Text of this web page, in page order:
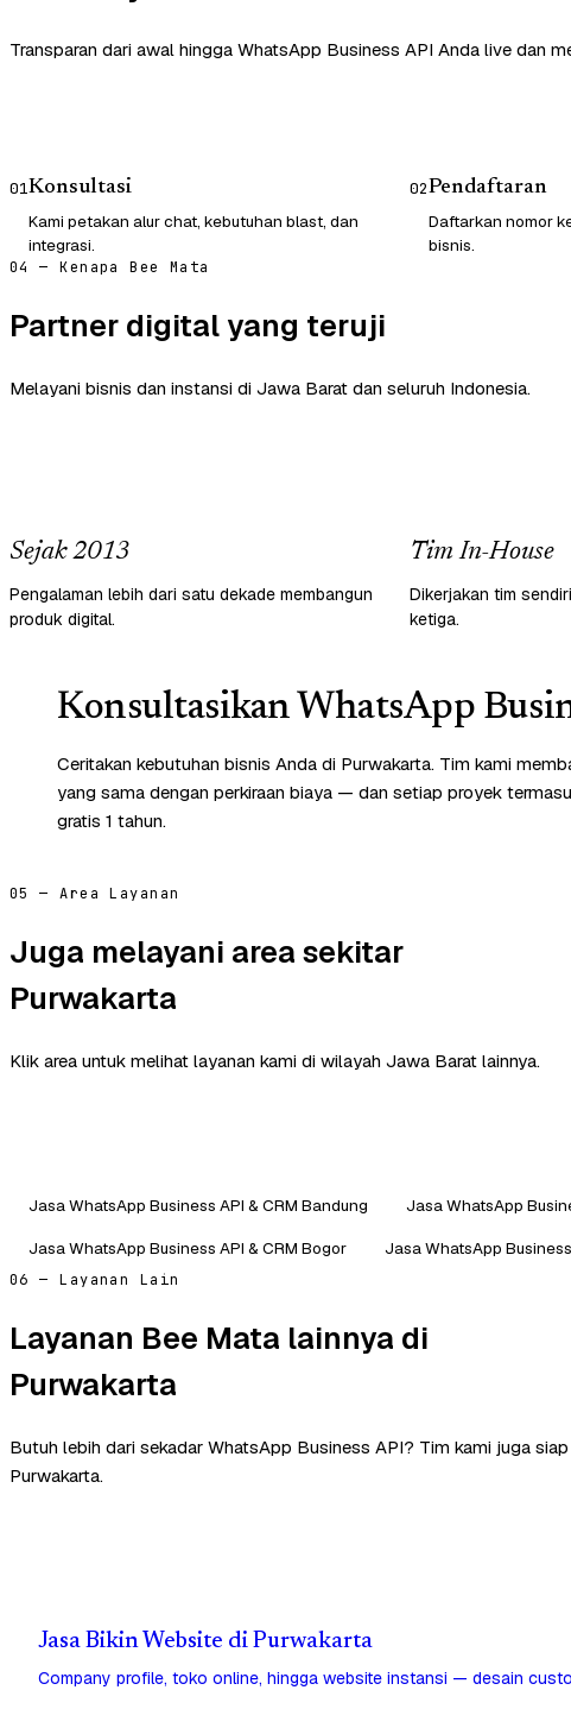
Transparan dari awal hingga WhatsApp Business API Anda live dan
01Konsultasi
Kami petakan alur chat, kebutuhan blast, dan
integrasi.
02Pendaftaran
Daftarkan nomor
bisnis.
04 — Kenapa Bee Mata
Partner digital yang teruji
Melayani bisnis dan instansi di Jawa Barat dan seluruh Indonesia.
Sejak 2013
Pengalaman lebih dari satu dekade membangun
produk digital.
Tim In-House
Dikerjakan tim
ketiga.
Konsultasikan WhatsApp
Ceritakan kebutuhan bisnis Anda di Purwakarta. Tim kami
yang sama dengan perkiraan biaya — dan setiap proyek
gratis 1 tahun.
05 — Area Layanan
Juga melayani area sekitar
Purwakarta
Klik area untuk melihat layanan kami di wilayah Jawa Barat lainnya.
Jasa WhatsApp Business API & CRM Bandung Jasa WhatsApp
Jasa WhatsApp Business API & CRM Bogor
Jasa WhatsApp
06 — Layanan Lain
Layanan Bee Mata lainnya di
Purwakarta
Butuh lebih dari sekadar WhatsApp Business API? Tim kami juga
Purwakarta.
Jasa Bikin Website di Purwakarta
Company profile, toko online, hingga website instansi — desain